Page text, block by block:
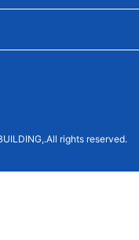
rights reserved.